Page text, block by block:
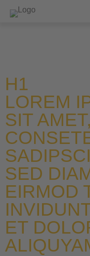
H1
LOREM
SIT AMET,
SED
EIRMOD
ET